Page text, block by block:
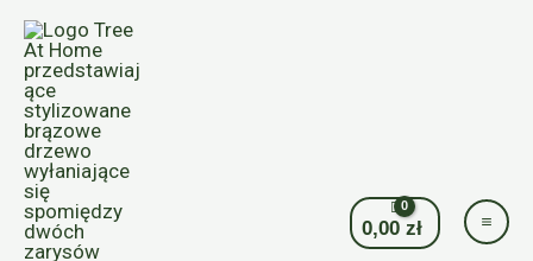
Przejdź
treści
0,00zł